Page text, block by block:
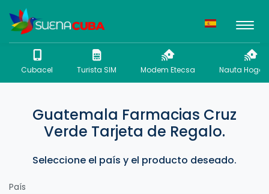
Cubacel Turista SIM Modem Etecsa Nauta Hogar
Guatemala Farmacias Cruz
Verde Tarjeta de Regalo.
Seleccione el país y el producto deseado.
País